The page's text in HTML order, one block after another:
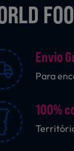
Envio
Para
100%